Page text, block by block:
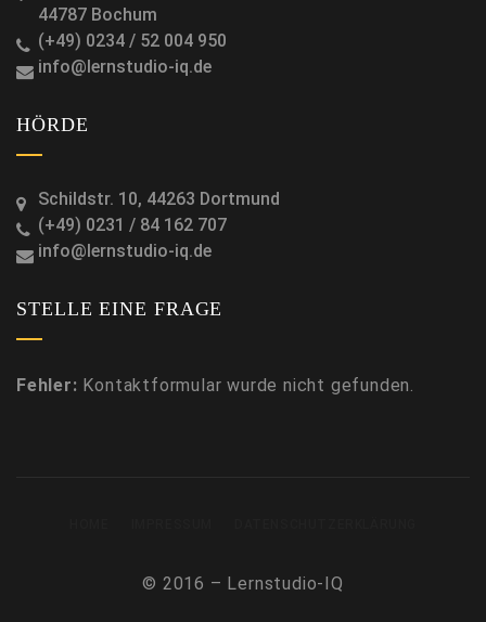
44787 Bochum
(+49) 0234 / 52 004 950
info@lernstudio-iq.de
HÖRDE
Schildstr. 10, 44263 Dortmund
(+49) 0231 / 84 162 707
info@lernstudio-iq.de
STELLE EINE FRAGE
Fehler: Kontaktformular wurde nicht gefunden.
© 2016 – Lernstudio-IQ